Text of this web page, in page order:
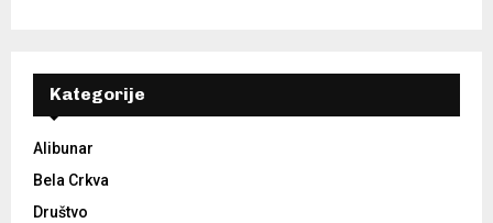
Kategorije
Alibunar
Bela Crkva
Društvo